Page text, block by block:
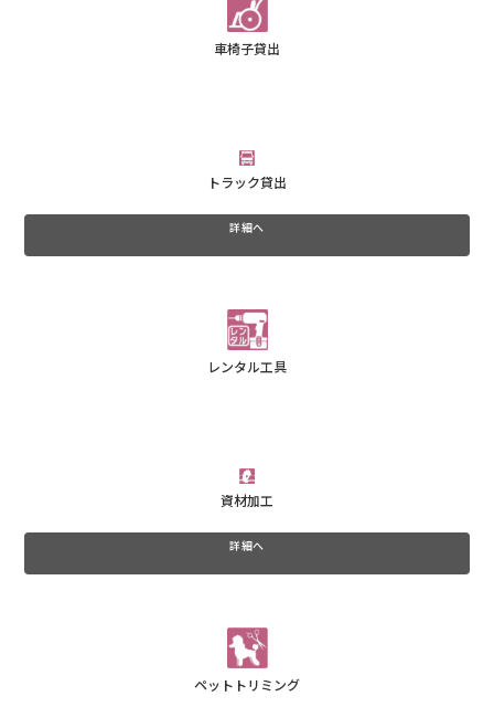
車椅子貸出
トラック貸出
詳細へ
レンタル工具
資材加工
詳細へ
ペットトリミング